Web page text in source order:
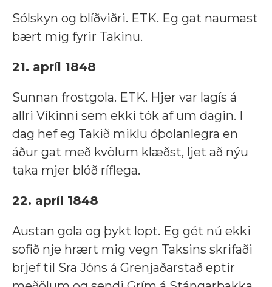
Sólskyn og blíðviðri. ETK. Eg gat naumast
bært mig fyrir Takinu.
21. apríl 1848
Sunnan frostgola. ETK. Hjer var lagís á
allri Víkinni sem ekki tók af um dagin. I
dag hef eg Takið miklu óþolanlegra en
áður gat með kvölum klæðst, ljet að nýu
taka mjer blóð ríflega.
22. apríl 1848
Austan gola og þykt lopt. Eg gét nú ekki
sofið nje hrært mig vegn Taksins skrifaði
brjef til Sra Jóns á Grenjaðarstað eptir